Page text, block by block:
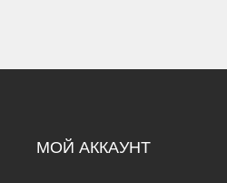
МОЙ АККАУНТ